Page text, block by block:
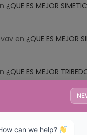
¿QUE ES MEJOR
en ¿QUE ES MEJOR
¿QUE ES MEJOR
DX?
¿QUE ES MEJOR
DX?
can we help?